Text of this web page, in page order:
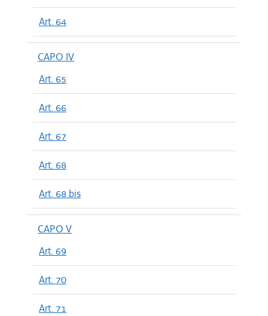
Art. 64
CAPO IV
Art. 65
Art. 66
Art. 67
Art. 68
Art. 68 bis
CAPO V
Art. 69
Art. 70
Art. 71